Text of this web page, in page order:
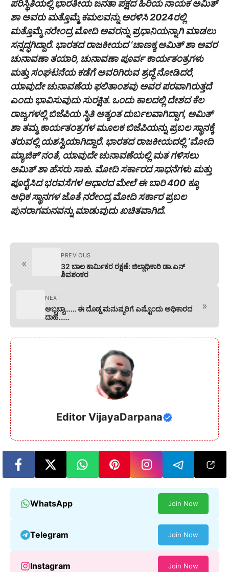
ಪರಿಸ್ಥಿತಿಯಲ್ಲಿ ಭಾರತೀಯ ಜನತಾ ಪಕ್ಷದ ಹಿರಿಯ ನಾಯಕ ಅಮಿತ್
ಶಾ ಅವರು ಮತ್ತೊಮ್ಮೆ ಕಮಲವನ್ನು ಅರಳಿಸಿ 2024ರಲ್ಲಿ
ಮತ್ತೊಮ್ಮೆ ನರೇಂದ್ರ ಮೋದಿ ಅವರನ್ನು ಪ್ರಧಾನಿಯನ್ನಾಗಿ ಮಾಡಲು
ಸನ್ನದ್ಧಗಿದ್ದಾರೆ. ಭಾರತದ ರಾಜಕೀಯದ ‘ಚಾಣಕ್ಯ ಅಮಿತ್ ಶಾ ಅವರ
ಚುನಾವಣಾ ತಯಾರಿ, ಚುನಾವಣಾ ಪೂರ್ವ ಕಾರ್ಯತಂತ್ರಗಳು
ಮತ್ತು ಸಂಘಟನೆಯ ಕಡೆಗೆ ಅವರಿಗಿರುವ ಶ್ರದ್ಧೆ ನೋಡಿದರೆ,
ಯಾವುದೇ ಚುನಾವಣೆಯ ಫಲಿತಾಂಶವು ಅವರ ಪರವಾಗಿರುತ್ತದೆ
ಎಂದು ಭಾವಿಸುವುದು ಸುರಕ್ಷಿತ. ಒಂದು ಕಾಲದಲ್ಲಿ ದೇಶದ ಕೆಲ
ರಾಜ್ಯಗಳಲ್ಲಿ ಬಿಜೆಪಿಯ ಸ್ಥಿತಿ ಅತ್ಯಂತ ದುರ್ಬಲವಾಗಿದ್ದಾಗ, ಅಮಿತ್
ಶಾ ತಮ್ಮ ಕಾರ್ಯತಂತ್ರಗಳ ಮೂಲಕ ಬಿಜೆಪಿಯನ್ನು ಪ್ರಬಲ ಸ್ಥಾನಕ್ಕೆ
ತರುವಲ್ಲಿ ಯಶಸ್ವಿಯಾಗಿದ್ದಾರೆ. ಭಾರತದ ರಾಜಕೀಯದಲ್ಲಿ ‘ಮೋದಿ
ಮ್ಯಾಜಿಕ್’ನಂತೆ, ಯಾವುದೇ ಚುನಾವಣೆಯಲ್ಲಿ ಮತ ಗಳಿಸಲು
ಅಮಿತ್ ಶಾ ಹೆಸರು ಸಾಕು. ಮೋದಿ ಸರ್ಕಾರದ ಸಾಧನೆಗಳು ಮತ್ತು
ಪೂರೈಸಿದ ಭರವಸೆಗಳ ಆಧಾರದ ಮೇಲೆ ಈ ಬಾರಿ 400 ಕ್ಕೂ
ಅಧಿಕ ಸ್ಥಾನಗಳ ಜೊತೆ ನರೇಂದ್ರ ಮೋದಿ ಸರ್ಕಾರ ಪ್ರಬಲ
ಪುನರಾಗಮನವನ್ನು ಮಾಡುವುದು ಖಚಿತವಾಗಿದೆ.
«
PREVIOUS
32 ಬಾಲ ಕಾರ್ಮಿಕರ ರಕ್ಷಣೆ: ಜಿಲ್ಲಾಧಿಕಾರಿ ಡಾ.ಎನ್
ಶಿವಶಂಕರ
NEXT
ಅಬ್ಬಬ್ಬಾ…… ಈ ದೊಡ್ಡ ಮನುಷ್ಯರಿಗೆ ಎಷ್ಟೊಂದು ಅಧಿಕಾರದ
ದಾಹ……
»
Editor VijayaDarpana
WhatsApp Join Now
Telegram Join Now
Instagram Join Now